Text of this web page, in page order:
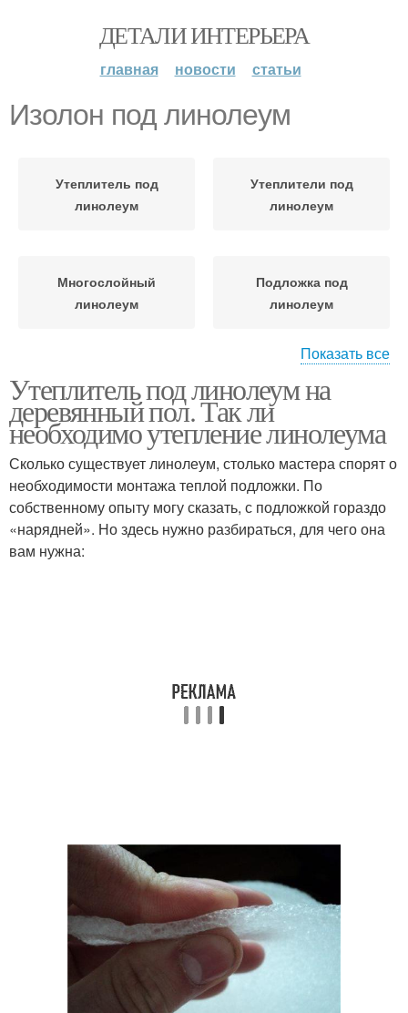
ДЕТАЛИ ИНТЕРЬЕРА
главная новости статьи
Изолон под линолеум
Утеплитель под
линолеум
Утеплители под
линолеум
Многослойный
линолеум
Подложка под
линолеум
утеплителем
Показать все
Утеплитель под линолеум на
деревянный пол. Так ли
необходимо утепление линолеума
Сколько существует линолеум, столько мастера спорят о
необходимости монтажа теплой подложки. По
собственному опыту могу сказать, с подложкой гораздо
«нарядней». Но здесь нужно разбираться, для чего она
вам нужна: